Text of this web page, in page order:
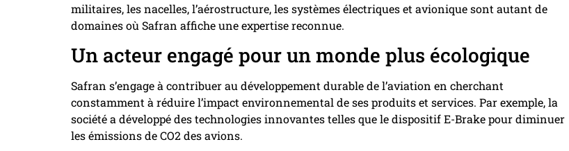
militaires, les nacelles, l’aérostructure, les systèmes électriques et avionique sont autant de
domaines où Safran affiche une expertise reconnue.
Un acteur engagé pour un monde plus écologique
Safran s’engage à contribuer au développement durable de l’aviation en cherchant
constamment à réduire l’impact environnemental de ses produits et services. Par exemple, la
société a développé des technologies innovantes telles que le dispositif E-Brake pour diminuer
les émissions de CO2 des avions.